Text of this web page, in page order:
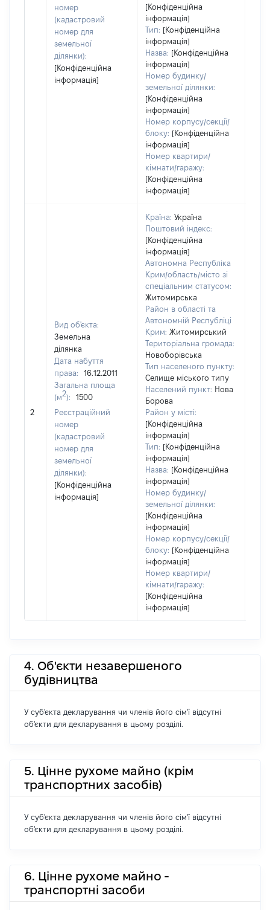
номер
(кадастровий
номер для
земельної
ділянки):
[Конфіденційна
інформація]
[Конфіденційна
інформація]
Тип: [Конфіденційна
інформація]
Назва: [Конфіденційна
інформація]
Номер будинку/
земельної ділянки:
[Конфіденційна
інформація]
Номер корпусу/секції/
блоку: [Конфіденційна
інформація]
Номер квартири/
кімнати/гаражу:
[Конфіденційна
інформація]
2
Вид об'єкта:
Земельна
ділянка
Дата набуття
права:
16.12.2011
Загальна площа
(м2):
1500
Реєстраційний
номер
(кадастровий
номер для
земельної
ділянки):
[Конфіденційна
інформація]
Країна: Україна
Поштовий індекс:
[Конфіденційна
інформація]
Автономна Республіка
Крим/область/місто зі
спеціальним статусом:
Житомирська
Район в області та
Автономній Республіці
Крим: Житомирський
Територіальна громада:
Новоборівська
Тип населеного пункту:
Селище міського типу
Населений пункт: Нова
Борова
Район у місті:
[Конфіденційна
інформація]
Тип: [Конфіденційна
інформація]
Назва: [Конфіденційна
інформація]
Номер будинку/
земельної ділянки:
[Конфіденційна
інформація]
Номер корпусу/секції/
блоку: [Конфіденційна
інформація]
Номер квартири/
кімнати/гаражу:
[Конфіденційна
інформація]
4. Об'єкти незавершеного
будівництва
У суб'єкта декларування чи членів його сім'ї відсутні
об'єкти для декларування в цьому розділі.
5. Цінне рухоме майно (крім
транспортних засобів)
У суб'єкта декларування чи членів його сім'ї відсутні
об'єкти для декларування в цьому розділі.
6. Цінне рухоме майно -
транспортні засоби